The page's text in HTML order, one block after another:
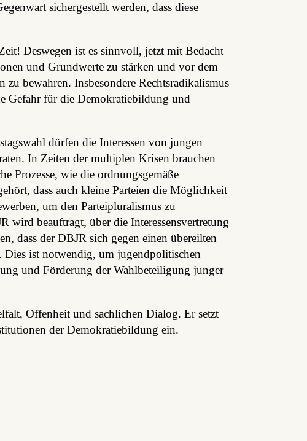
sichergestellt werden, dass diese
Deswegen ist es sinnvoll, jetzt mit Bedacht
und Grundwerte zu stärken und vor dem
bewahren. Insbesondere Rechtsradikalismus
Gefahr für die Demokratiebildung und
dürfen die Interessen von jungen
In Zeiten der multiplen Krisen brauchen
Prozesse, wie die ordnungsgemäße
dass auch kleine Parteien die Möglichkeit
um den Parteipluralismus zu
wird beauftragt, über die Interessensvertretung
dass der DBJR sich gegen einen übereilten
ist notwendig, um jugendpolitischen
und Förderung der Wahlbeteiligung junger
Offenheit und sachlichen Dialog. Er setzt
der Demokratiebildung ein.